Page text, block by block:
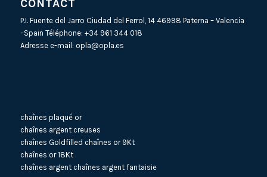
CONTACT
P.I. Fuente del Jarro Ciudad del Ferrol, 14 46998 Paterna – Valencia
–Spain Téléphone: +34 961 344 018
Adresse e-mail: opla@opla.es
chaînes plaqué or
chaînes argent creuses
chaînes Goldfilled chaînes or 9Kt
chaînes or 18Kt
chaînes argent chaînes argent fantaisie